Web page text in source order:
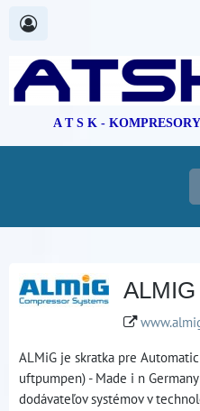
A T S K - KOMPRESORY
ALMIG
ALMiG je skratka pre
uftpumpen) - Made i n
dodávateľov systémov v